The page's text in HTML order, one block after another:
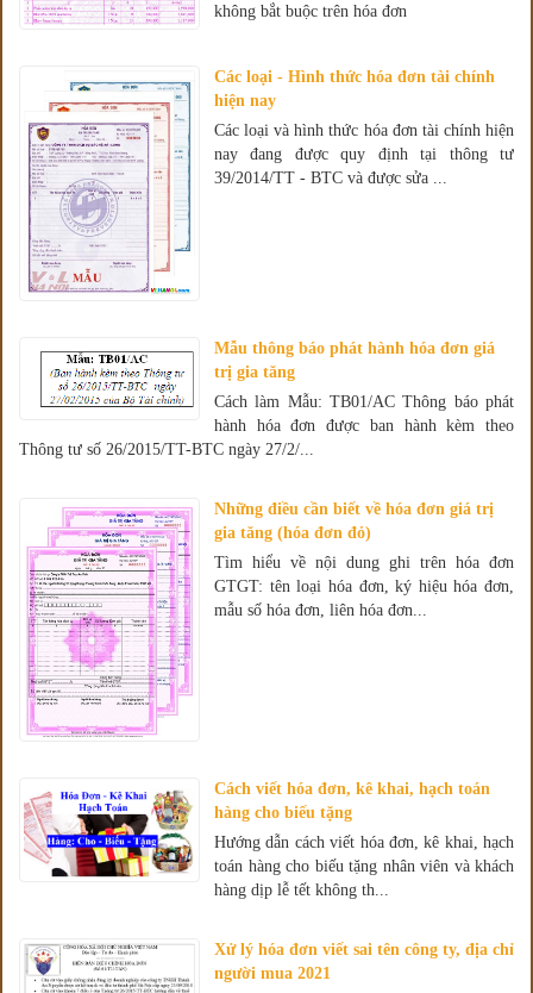
không bắt buộc trên hóa đơn
Các loại - Hình thức hóa đơn tài chính
hiện nay
Các loại và hình thức hóa đơn tài chính hiện
nay đang được quy định tại thông tư
39/2014/TT - BTC và được sửa ...
Mẫu thông báo phát hành hóa đơn giá
trị gia tăng
Cách làm Mẫu: TB01/AC Thông báo phát
hành hóa đơn được ban hành kèm theo
Thông tư số 26/2015/TT-BTC ngày 27/2/...
Những điều cần biết về hóa đơn giá trị
gia tăng (hóa đơn đỏ)
Tìm hiểu về nội dung ghi trên hóa đơn
GTGT: tên loại hóa đơn, ký hiệu hóa đơn,
mẫu số hóa đơn, liên hóa đơn...
Cách viết hóa đơn, kê khai, hạch toán
hàng cho biếu tặng
Hướng dẫn cách viết hóa đơn, kê khai, hạch
toán hàng cho biếu tặng nhân viên và khách
hàng dịp lễ tết không th...
Xử lý hóa đơn viết sai tên công ty, địa chỉ
người mua 2021